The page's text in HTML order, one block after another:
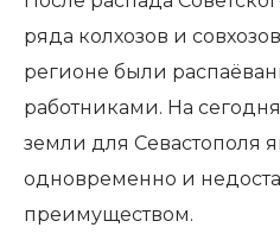
ряда колхозов и
регионе были
работниками. На
земли для Севастополя
одновременно и
преимуществом.